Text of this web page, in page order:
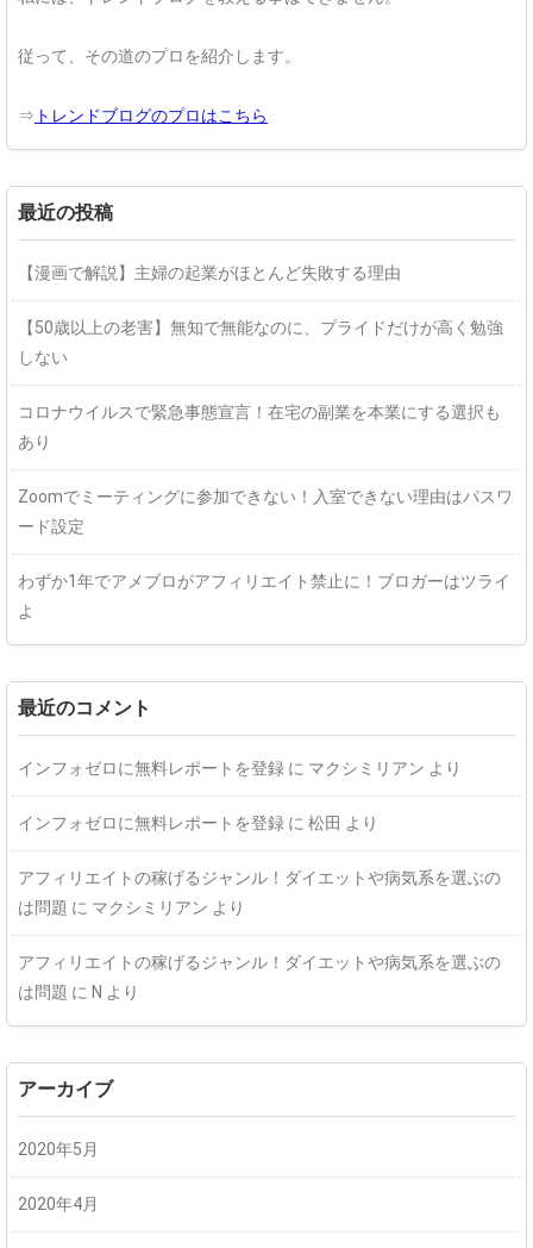
従って、その道のプロを紹介します。
⇒ トレンドブログのプロはこちら
最近の投稿
【漫画で解説】主婦の起業がほとんど失敗する理由
【50歳以上の老害】無知で無能なのに、プライドだけが高く勉強
しない
コロナウイルスで緊急事態宣言！在宅の副業を本業にする選択も
あり
Zoomでミーティングに参加できない！入室できない理由はパスワ
ード設定
わずか1年でアメブロがアフィリエイト禁止に！ブロガーはツライ
よ
最近のコメント
インフォゼロに無料レポートを登録 に マクシミリアン より
インフォゼロに無料レポートを登録 に 松田 より
アフィリエイトの稼げるジャンル！ダイエットや病気系を選ぶの
は問題 に マクシミリアン より
アフィリエイトの稼げるジャンル！ダイエットや病気系を選ぶの
は問題 に N より
アーカイブ
2020年5月
2020年4月